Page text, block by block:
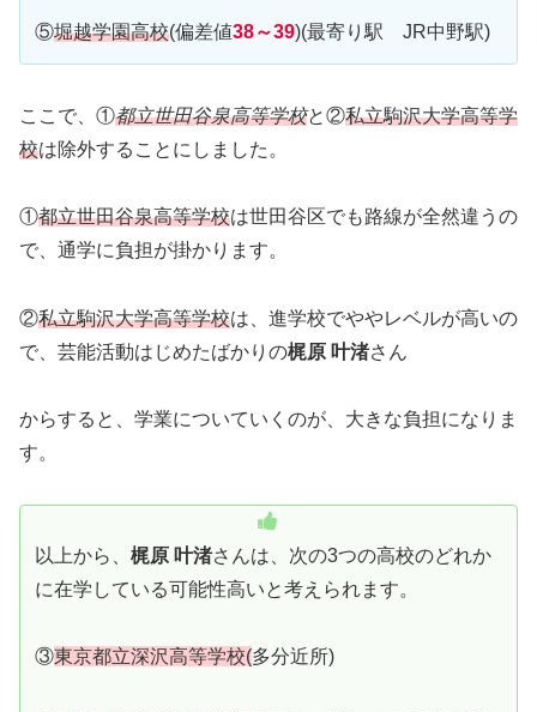
⑤堀越学園高校(偏差値38～39)(最寄り駅 JR中野駅)
ここで、①都立世田谷泉高等学校と②私立駒沢大学高等学
校は除外することにしました。
①都立世田谷泉高等学校は世田谷区でも路線が全然違うの
で、通学に負担が掛かります。
②私立駒沢大学高等学校は、進学校でややレベルが高いの
で、芸能活動はじめたばかりの梶原 叶渚さん
からすると、学業についていくのが、大きな負担になりま
す。
以上から、 梶原 叶渚さんは、次の3つの高校のどれか
に在学している可能性高いと考えられます。
③東京都立深沢高等学校(多分近所)